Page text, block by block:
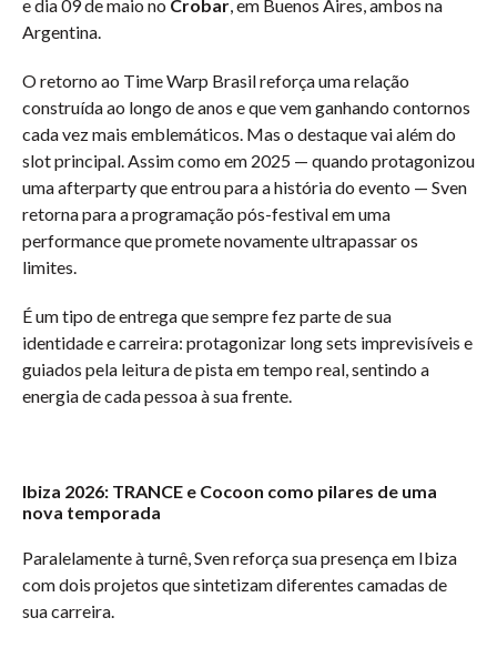
e dia 09 de maio no Crobar, em Buenos Aires, ambos na
Argentina.
O retorno ao Time Warp Brasil reforça uma relação
construída ao longo de anos e que vem ganhando contornos
cada vez mais emblemáticos. Mas o destaque vai além do
slot principal. Assim como em 2025 — quando protagonizou
uma afterparty que entrou para a história do evento — Sven
retorna para a programação pós-festival em uma
performance que promete novamente ultrapassar os
limites.
É um tipo de entrega que sempre fez parte de sua
identidade e carreira: protagonizar long sets imprevisíveis e
guiados pela leitura de pista em tempo real, sentindo a
energia de cada pessoa à sua frente.
Ibiza 2026: TRANCE e Cocoon como pilares de uma
nova temporada
Paralelamente à turnê, Sven reforça sua presença em Ibiza
com dois projetos que sintetizam diferentes camadas de
sua carreira.